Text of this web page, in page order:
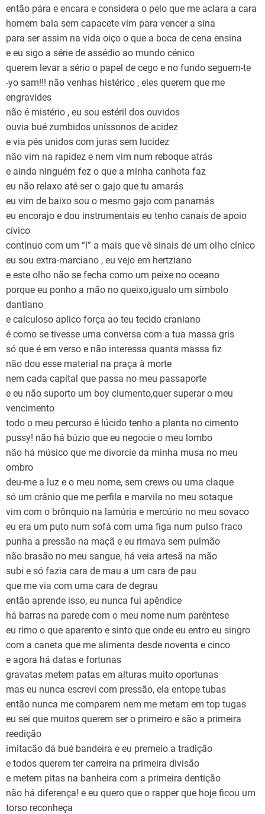
então pára e encara e considera o pelo que me aclara a cara
homem bala sem capacete vim para vencer a sina
para ser assim na vida oiço o que a boca de cena ensina
e eu sigo a série de assédio ao mundo cénico
querem levar a sério o papel de cego e no fundo seguem-te
-yo sam!!! não venhas histérico , eles querem que me
engravides
não é mistério , eu sou estéril dos ouvidos
ouvia bué zumbidos uníssonos de acidez
e via pés unidos com juras sem lucidez
não vim na rapidez e nem vim num reboque atrás
e ainda ninguém fez o que a minha canhota faz
eu não relaxo até ser o gajo que tu amarás
eu vim de baixo sou o mesmo gajo com panamás
eu encorajo e dou instrumentais eu tenho canais de apoio
cívico
continuo com um “l” a mais que vê sinais de um olho cínico
eu sou extra-marciano , eu vejo em hertziano
e este olho não se fecha como um peixe no oceano
porque eu ponho a mão no queixo,igualo um símbolo
dantiano
e calculoso aplico força ao teu tecido craniano
é como se tivesse uma conversa com a tua massa gris
só que é em verso e não interessa quanta massa fiz
não dou esse material na praça à morte
nem cada capital que passa no meu passaporte
e eu não suporto um boy ciumento,quer superar o meu
vencimento
todo o meu percurso é lúcido tenho a planta no cimento
pussy! não há búzio que eu negocie o meu lombo
não há músico que me divorcie da minha musa no meu
ombro
deu-me a luz e o meu nome, sem crews ou uma claque
só um crânio que me perfila e marvila no meu sotaque
vim com o brônquio na lamúria e mercúrio no meu sovaco
eu era um puto num sofá com uma figa num pulso fraco
punha a pressão na maçã e eu rimava sem pulmão
não brasão no meu sangue, há veia artesã na mão
subi e só fazia cara de mau a um cara de pau
que me via com uma cara de degrau
então aprende isso, eu nunca fui apêndice
há barras na parede com o meu nome num parêntese
eu rimo o que aparento e sinto que onde eu entro eu singro
com a caneta que me alimenta desde noventa e cinco
e agora há datas e fortunas
gravatas metem patas em alturas muito oportunas
mas eu nunca escrevi com pressão, ela entope tubas
então nunca me comparem nem me metam em top tugas
eu sei que muitos querem ser o primeiro e são a primeira
reedição
imitacão dá bué bandeira e eu premeio a tradição
e todos querem ter carreira na primeira divisão
e metem pitas na banheira com a primeira dentição
não há diferença! e eu quero que o rapper que hoje ficou um
torso reconheça